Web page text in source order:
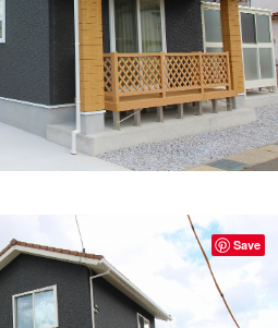
Save